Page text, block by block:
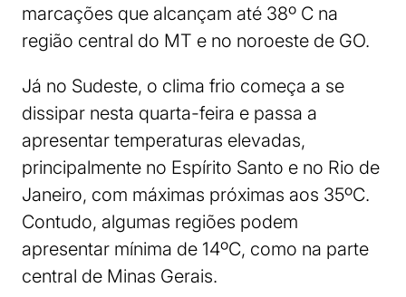
marcações que alcançam até 38º C na
região central do MT e no noroeste de GO.
Já no Sudeste, o clima frio começa a se
dissipar nesta quarta-feira e passa a
apresentar temperaturas elevadas,
principalmente no Espírito Santo e no Rio de
Janeiro, com máximas próximas aos 35ºC.
Contudo, algumas regiões podem
apresentar mínima de 14ºC, como na parte
central de Minas Gerais.